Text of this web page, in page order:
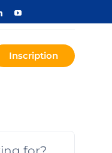
Inscription